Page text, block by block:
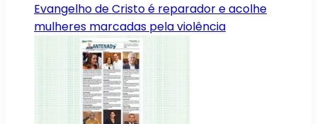
Evangelho de Cristo é reparador e acolhe
mulheres marcadas pela violência